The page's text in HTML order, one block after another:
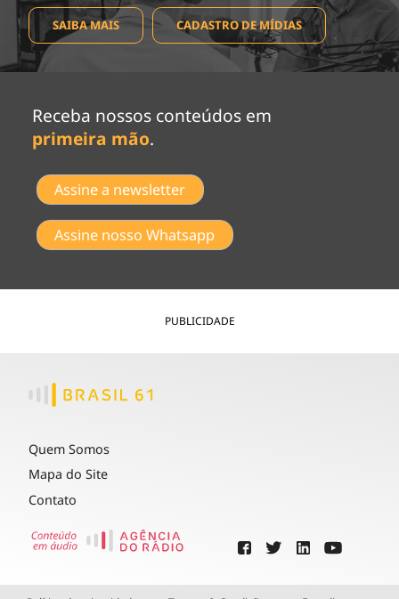
SAIBA MAIS CADASTRO DE MÍDIAS
Receba nossos conteúdos em
primeira mão.
Assine a newsletter
Assine nosso Whatsapp
PUBLICIDADE
Quem Somos
Mapa do Site
Contato